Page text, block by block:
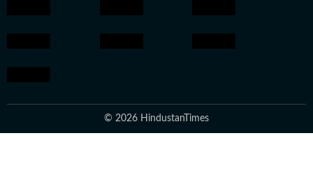
© 2026 HindustanTimes